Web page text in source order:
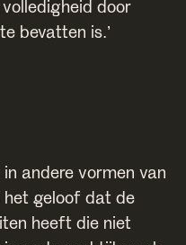
door
bevatten is.’
in andere vormen van
het geloof dat de
heeft die niet